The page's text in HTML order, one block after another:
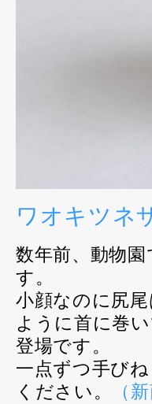
ワオキツネ
数年前、動物
す。
小顔なのに尻
ように首に巻
登場です。
一点ずつ手び
ください。
（